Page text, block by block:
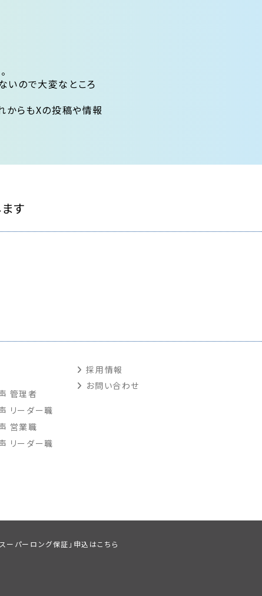
いので大変なところ
からもXの投稿や情報
す
管理者
リーダー職
営業職
リーダー職
採用情報
お問い合わせ
スーパーロング保証」申込はこちら